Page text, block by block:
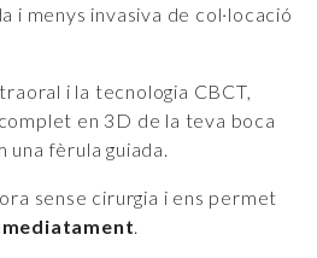
i menys invasiva de col·locació
i la tecnologia CBCT,
en 3D de la teva boca
fèrula guiada.
sense cirurgia i ens permet